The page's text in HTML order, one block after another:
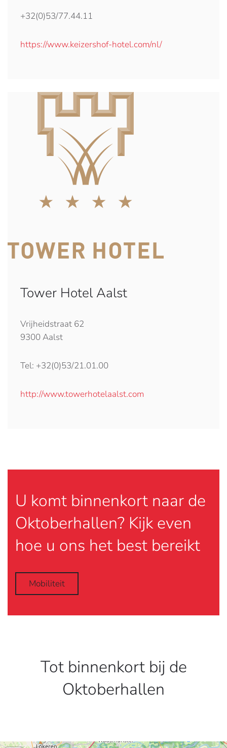
+32(0)53/77.44.11
https://www.keizershof-hotel.com/nl/
Tower Hotel Aalst
Vrijheidstraat 62
9300 Aalst
Tel: +32(0)53/21.01.00
http://www.towerhotelaalst.com
U komt binnenkort naar de
Oktoberhallen? Kijk even
hoe u ons het best bereikt
Mobiliteit
Tot binnenkort bij de
Oktoberhallen